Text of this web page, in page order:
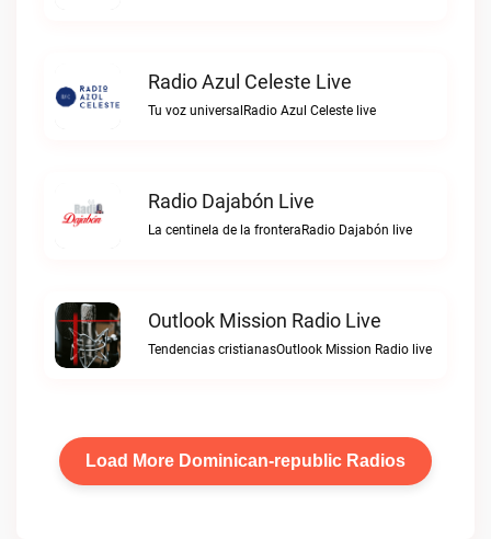
Radio Azul Celeste Live
Tu voz universalRadio Azul Celeste live
Radio Dajabón Live
La centinela de la fronteraRadio Dajabón live
Outlook Mission Radio Live
Tendencias cristianasOutlook Mission Radio live
Load More Dominican-republic Radios